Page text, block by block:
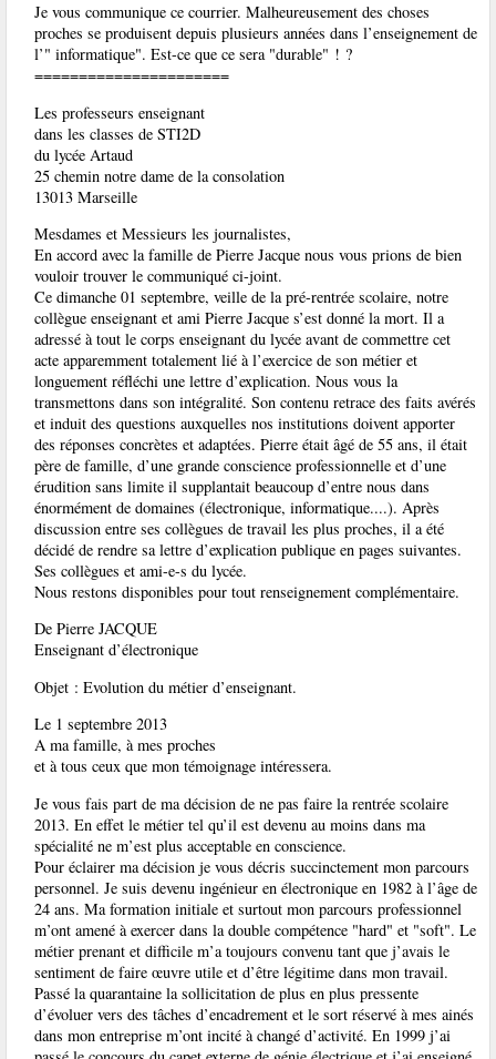
Je vous communique ce courrier. Malheureusement des choses
proches se produisent depuis plusieurs années dans l’enseignement de
l’" informatique". Est-ce que ce sera "durable" ! ?
======================
Les professeurs enseignant
dans les classes de STI2D
du lycée Artaud
25 chemin notre dame de la consolation
13013 Marseille
Mesdames et Messieurs les journalistes,
En accord avec la famille de Pierre Jacque nous vous prions de bien
vouloir trouver le communiqué ci-joint.
Ce dimanche 01 septembre, veille de la pré-rentrée scolaire, notre
collègue enseignant et ami Pierre Jacque s’est donné la mort. Il a
adressé à tout le corps enseignant du lycée avant de commettre cet
acte apparemment totalement lié à l’exercice de son métier et
longuement réfléchi une lettre d’explication. Nous vous la
transmettons dans son intégralité. Son contenu retrace des faits avérés
et induit des questions auxquelles nos institutions doivent apporter
des réponses concrètes et adaptées. Pierre était âgé de 55 ans, il était
père de famille, d’une grande conscience professionnelle et d’une
érudition sans limite il supplantait beaucoup d’entre nous dans
énormément de domaines (électronique, informatique....). Après
discussion entre ses collègues de travail les plus proches, il a été
décidé de rendre sa lettre d’explication publique en pages suivantes.
Ses collègues et ami-e-s du lycée.
Nous restons disponibles pour tout renseignement complémentaire.
De Pierre JACQUE
Enseignant d’électronique
Objet : Evolution du métier d’enseignant.
Le 1 septembre 2013
A ma famille, à mes proches
et à tous ceux que mon témoignage intéressera.
Je vous fais part de ma décision de ne pas faire la rentrée scolaire
2013. En effet le métier tel qu’il est devenu au moins dans ma
spécialité ne m’est plus acceptable en conscience.
Pour éclairer ma décision je vous décris succinctement mon parcours
personnel. Je suis devenu ingénieur en électronique en 1982 à l’âge de
24 ans. Ma formation initiale et surtout mon parcours professionnel
m’ont amené à exercer dans la double compétence "hard" et "soft". Le
métier prenant et difficile m’a toujours convenu tant que j’avais le
sentiment de faire œuvre utile et d’être légitime dans mon travail.
Passé la quarantaine la sollicitation de plus en plus pressente
d’évoluer vers des tâches d’encadrement et le sort réservé à mes ainés
dans mon entreprise m’ont incité à changé d’activité. En 1999 j’ai